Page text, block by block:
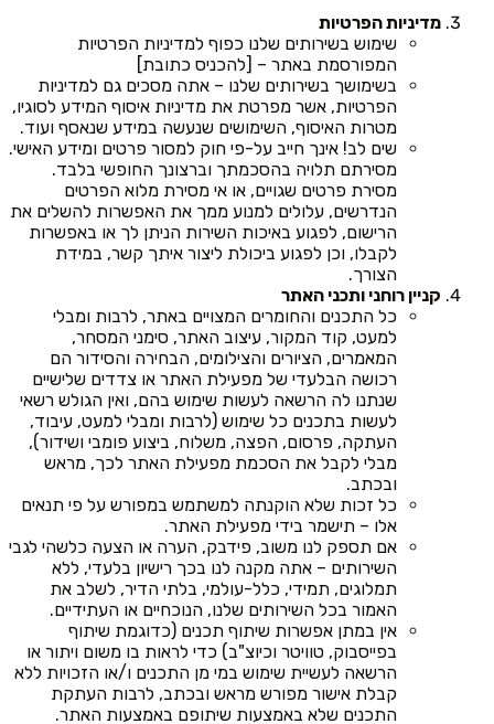
מדיניות הפרטיות
שימוש בשירותים שלנו כפוף למדיניות הפרטיות
המפורסמת באתר – [להכניס כתובת]
בשימושך בשירותים שלנו – אתה מסכים גם למדיניות
הפרטיות, אשר מפרטת את מדיניות איסוף המידע לסוגיו,
מטרות האיסוף, השימושים שנעשה במידע שנאסף ועוד.
שים לב! אינך חייב על-פי חוק למסור פרטים ומידע האישי.
מסירתם תלויה בהסכמתך וברצונך החופשי בלבד.
מסירת פרטים שגויים, או אי מסירת מלוא הפרטים
הנדרשים, עלולים למנוע ממך את האפשרות להשלים את
הרישום, לפגוע באיכות השירות הניתן לך או באפשרות
לקבלו, וכן לפגוע ביכולת ליצור איתך קשר, במידת
הצורך.
קניין רוחני ותכני האתר
כל התכנים והחומרים המצויים באתר, לרבות ומבלי
למעט, קוד המקור, עיצוב האתר, סימני המסחר,
המאמרים, הציורים והצילומים, הבחירה והסידור הם
רכושה הבלעדי של מפעילת האתר או צדדים שלישיים
שנתנו לה הרשאה לעשות שימוש בהם, ואין הגולש רשאי
לעשות בתכנים כל שימוש (לרבות ומבלי למעט, עיבוד,
העתקה, פרסום, הפצה, משלוח, ביצוע פומבי ושידור),
מבלי לקבל את הסכמת מפעילת האתר לכך, מראש
ובכתב.
כל זכות שלא הוקנתה למשתמש במפורש על פי תנאים
אלו – תישמר בידי מפעילת האתר.
אם תספק לנו משוב, פידבק, הערה או הצעה כלשהי לגבי
השירותים – אתה מקנה לנו בכך רישיון בלעדי, ללא
תמלוגים, תמידי, כלל-עולמי, בלתי הדיר, לשלב את
האמור בכל השירותים שלנו, הנוכחיים או העתידיים.
אין במתן אפשרות שיתוף תכנים (כדוגמת שיתוף
בפייסבוק, טוויטר וכיוצ"ב) כדי לראות בו משום ויתור או
הרשאה לעשיית שימוש במי מן התכנים ו/או הזכויות ללא
קבלת אישור מפורש מראש ובכתב, לרבות העתקת
התכנים שלא באמצעות שיתופם באמצעות האתר.